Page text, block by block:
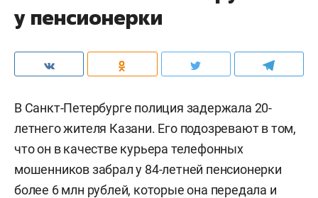
у пенсионерки
В Санкт-Петербурге полиция задержала 20-
летнего жителя Казани. Его подозревают в том,
что он в качестве курьера телефонных
мошенников забрал у 84-летней пенсионерки
более 6 млн рублей, которые она передала и